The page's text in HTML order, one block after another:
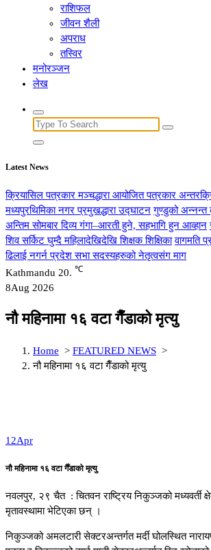
राशिफल
जीवन शैली
अपराध
तस्विर
मनोरञ्जन
लेख
Search
for:
Latest News
क्रियासिल पत्रकार मञ्चद्धारा आयोजित पत्रकार
मध्यपुरथिमिका नगर प्रमुखद्धारा उद्घाटन गुण्डुको अन्नन्त
अन्तिम सोमबार दिव्य गंगा–आरती हुने, सहभागि हुन आव्हान
शिव सर्किट घुम्दै महिलादेखिदेखि शिक्षक शिक्षिका वागमति
ढिलाई नगर्न प्रदेश सभा सदस्यहरुको नेतृत्वसंग माग
Kathmandu 20. ℃
8Aug 2026
नौ महिनामा १६ वटा गैँडाको मृत्यु
Home > FEATURED NEWS >
नौ महिनामा १६ वटा गैँडाको मृत्यु
12Apr
नौ महिनामा १६ वटा गैँडाको मृत्यु
नवलपुर, २९ चैत : चितवन राष्ट्रिय निकुञ्जको मध्यवर्ती
मृतावस्थामा भेटिएका छन् ।
निकुञ्जको अमलटारी सेक्टरअन्तर्गत मर्दी घोलस्थित